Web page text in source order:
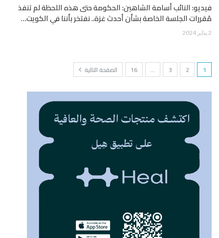
فيديو: النائب أسامة الشاهين: الحكومة حتى هذه اللحظة لم تنفذ
مُقررات الجلسة الخاصة بشأن أحدث غزة.. نفتخر بأننا في الكويت…
2 يناير 2024
1
2
3
…
16 الصفحة التالية